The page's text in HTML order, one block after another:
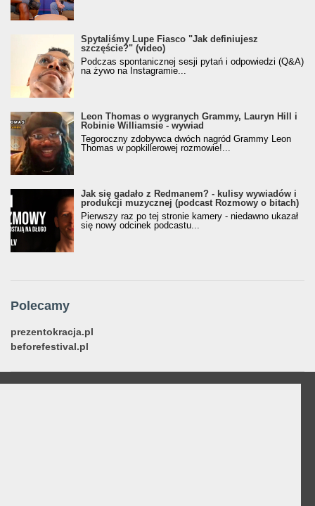
Spytaliśmy Lupe Fiasco "Jak definiujesz
szczęście?" (video)
Podczas spontanicznej sesji pytań i odpowiedzi (Q&A)
na żywo na Instagramie...
Leon Thomas o wygranych Grammy, Lauryn Hill i
Robinie Williamsie - wywiad
Tegoroczny zdobywca dwóch nagród Grammy Leon
Thomas w popkillerowej rozmowie!...
Jak się gadało z Redmanem? - kulisy wywiadów i
produkcji muzycznej (podcast Rozmowy o bitach)
Pierwszy raz po tej stronie kamery - niedawno ukazał
się nowy odcinek podcastu...
Polecamy
prezentokracja.pl
beforefestival.pl